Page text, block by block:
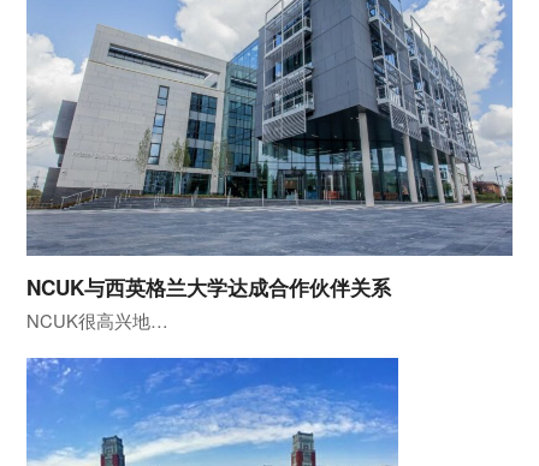
NCUK与西英格兰大学达成合作伙伴关系
NCUK很高兴地…